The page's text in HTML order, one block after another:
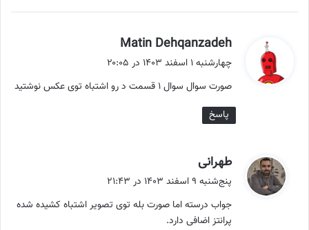
Matin Dehqanzadeh
ف
:
چهارشنبه ۱ اسفند ۱۴۰۳ در ۲۰:۰۵
صورت سوال سوال ۱ قسمت د رو اشتباه توی عکس نوشتید
پاسخ
طهرانی
ف
:
پنج‌شنبه ۹ اسفند ۱۴۰۳ در ۲۱:۴۳
جواب درسته اما صورت بله توی تصویر اشتباه کشیده شده
پرانتز اضافی دارد.